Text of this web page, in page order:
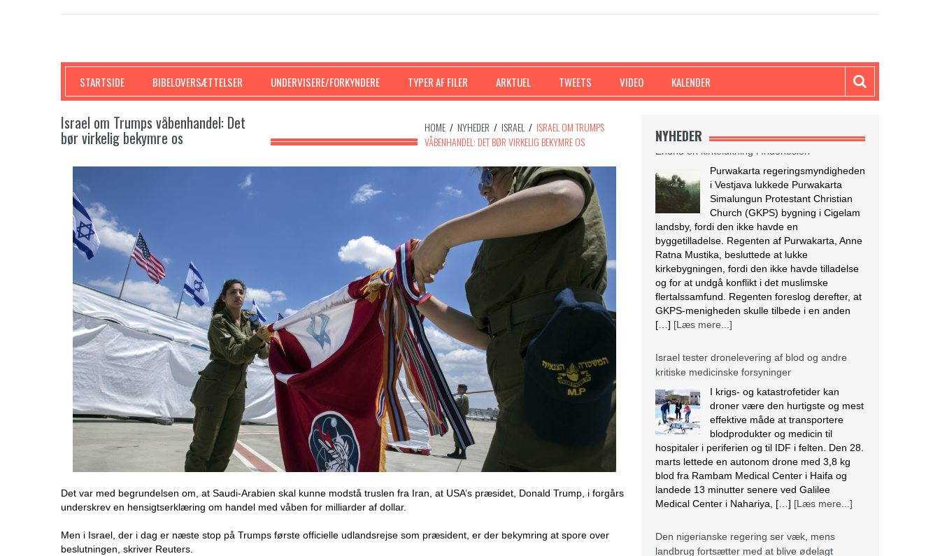
SKRIFTEN
STARTSIDE BIBELOVERSÆTTELSER UNDERVISERE/FORKYNDERE TYPER AF FILER ARKTUEL TWEETS VIDEO KALENDER
HOME / NYHEDER / ISRAEL / ISRAEL OM TRUMPS
VÅBENHANDEL: DET BØR VIRKELIG BEKYMRE OS
Israel om Trumps våbenhandel: Det
bør virkelig bekymre os
Det var med begrundelsen om, at Saudi-Arabien skal kunne modstå truslen fra Iran, at USA’s præsidet, Donald Trump, i forgårs
underskrev en hensigtserklæring om handel med våben for milliarder af dollar.
Men i Israel, der i dag er næste stop på Trumps første officielle udlandsrejse som præsident, er der bekymring at spore over
beslutningen, skriver Reuters.
NYHEDER
Simalungun Protestant Christian
kirkebygningen, fordi den ikke havde tilladelse
og for at undgå konflikt i det muslimske
[…][Læs mere...]
Israel tester dronelevering af blod og andre
kritiske medicinske forsyninger
I krigs- og katastrofetider kan
droner være den hurtigste og mest
effektive måde at transportere
blodprodukter og medicin til
hospitaler i periferien og til IDF i felten. Den 28.
marts lettede en autonom drone med 3,8 kg
blod fra Rambam Medical Center i Haifa og
landede 13 minutter senere ved Galilee
Medical Center i Nahariya, […]
Den nigerianske regering ser væk, mens
landbrug fortsætter med at blive ødelagt
Massiv ødelæggelse af landbrug er blevet det
nye normal i mange samfund i Plateau State,
der ligger i den nordcentrale region i Nigeria. I
regionen fortsætter mange kristne med at blive
målrettet af militante. Lokalbefolkningen
beskriver det som etnisk udrensning.
Angriberne bruger forskellige strategier, der
spænder fra drab, afbrænding af huse og
fødevarelagre og ødelæggelse […]
Tre kristne mere anholdt i Indien